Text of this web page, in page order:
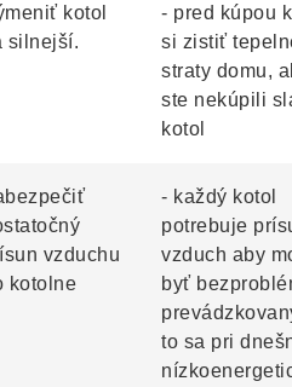
kotol
silnejší.
- pred kúpou
si zistiť
straty domu,
ste nekúpili
kotol
vzduchu
kotolne
- každý kotol
potrebuje
vzduch aby
byť
to sa pri